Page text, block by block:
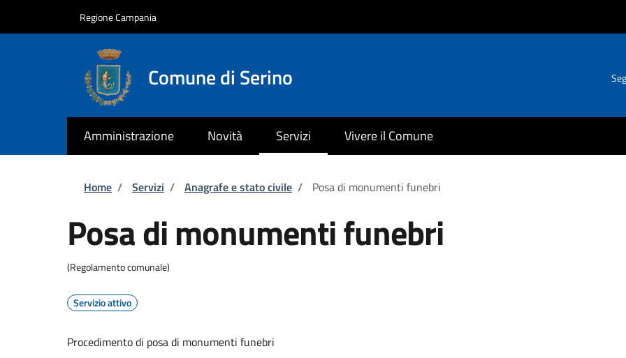
Regione Campania
Comune di Serino
Amministrazione Novità Servizi Vivere il Comune
Briciole di pane
Home / Servizi / Anagrafe e stato civile / Posa di monumenti funebri
Posa di monumenti funebri
(Regolamento comunale)
Servizio attivo
Procedimento di posa di monumenti funebri